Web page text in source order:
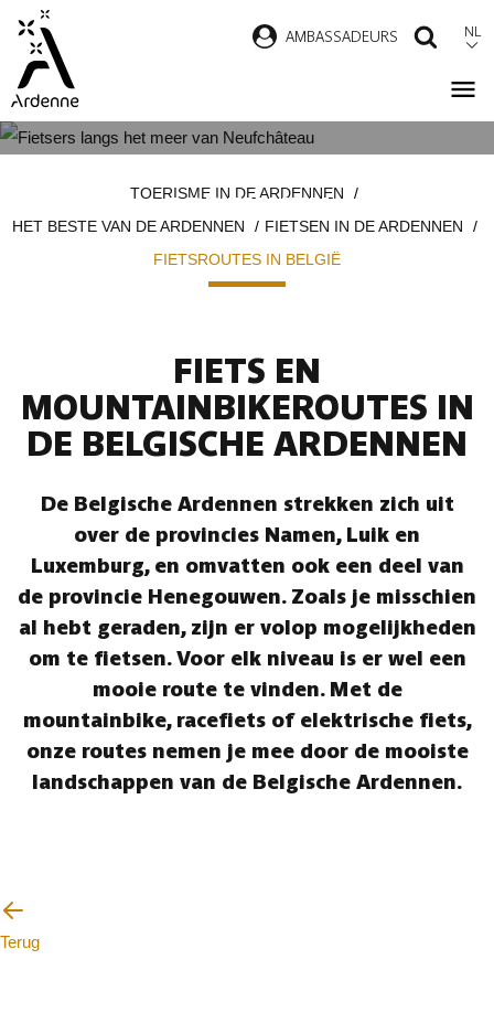
Overslaan
naar
inhoud
AMBASSADEURS NL
ARDENNEN
TOERISME IN DE ARDENNEN
HET BESTE VAN DE ARDENNEN
FIETSEN IN DE ARDENNEN
FIETSROUTES IN BELGIË
FIETS EN
MOUNTAINBIKEROUTES IN
DE BELGISCHE ARDENNEN
De Belgische Ardennen strekken zich uit
over de provincies Namen, Luik en
Luxemburg, en omvatten ook een deel van
de provincie Henegouwen. Zoals je misschien
al hebt geraden, zijn er volop mogelijkheden
om te fietsen. Voor elk niveau is er wel een
mooie route te vinden. Met de
mountainbike, racefiets of elektrische fiets,
onze routes nemen je mee door de mooiste
landschappen van de Belgische Ardennen.
Terug